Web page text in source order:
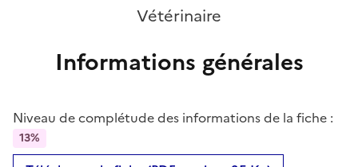
Vétérinaire
Informations générales
Niveau de complétude des informations de la fiche :
13%